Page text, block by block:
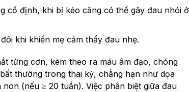
cố định, khi bị kéo căng có thể gây đau nhói ở
khi khiến mẹ cảm thấy đau nhẹ.
từng cơn, kèm theo ra máu âm đạo, chóng
thường trong thai kỳ, chẳng hạn như dọa
(nếu ≥ 20 tuần). Việc phân biệt giữa đau